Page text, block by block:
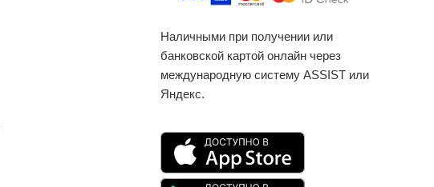
Наличными при получении или
банковской картой онлайн через
международную систему ASSIST или
Яндекс.